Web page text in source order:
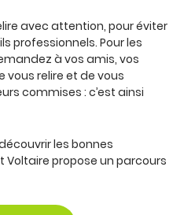
avec attention, pour éviter
professionnels. Pour les
à vos amis, vos
vous relire et de vous
commises : c’est ainsi
les bonnes
Voltaire propose un parcours